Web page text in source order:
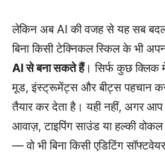
लेकिन अब AI की वजह से यह सब
बिना किसी टेक्निकल स्किल के भी
AI से बना सकते हैं। सिर्फ कुछ क्लिक
मूड, इंस्ट्रूमेंट्स और बीट्स पहचान
तैयार कर देता है। यही नहीं, अगर आप
आवाज़, टाइपिंग साउंड या हल्की
— वो भी बिना किसी एडिटिंग